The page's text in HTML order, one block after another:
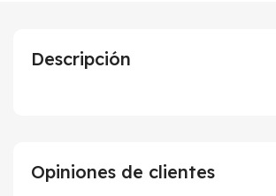
Descripción
Opiniones de clientes